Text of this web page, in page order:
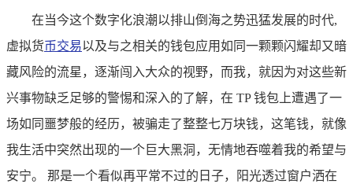
在当今这个数字化浪潮以排山倒海之势迅猛发展的时代,
虚拟货币交易以及与之相关的钱包应用如同一颗颗闪耀却又暗
藏风险的流星，逐渐闯入大众的视野，而我，就因为对这些新
兴事物缺乏足够的警惕和深入的了解，在 TP 钱包上遭遇了一
场如同噩梦般的经历，被骗走了整整七万块钱，这笔钱，就像
我生活中突然出现的一个巨大黑洞，无情地吞噬着我的希望与
安宁。 那是一个看似再平常不过的日子，阳光透过窗户洒在